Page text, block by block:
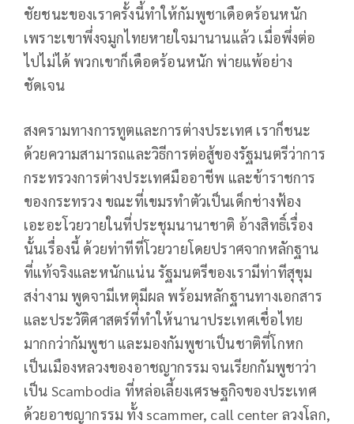
ชัยชนะของเราครั้งนี้ทำให้กัมพูชาเดือดร้อนหนัก
เพราะเขาพึ่งจมูกไทยหายใจมานานแล้ว เมื่อพึ่งต่อ
ไปไม่ได้ พวกเขาก็เดือดร้อนหนัก พ่ายแพ้อย่าง
ชัดเจน
สงครามทางการทูตและการต่างประเทศ เราก็ชนะ
ด้วยความสามารถและวิธีการต่อสู้ของรัฐมนตรีว่าการ
กระทรวงการต่างประเทศมืออาชีพ และข้าราชการ
ของกระทรวง ขณะที่เขมรทำตัวเป็นเด็กช่างฟ้อง
เอะอะโวยวายในที่ประชุมนานาชาติ อ้างสิทธิ์เรื่อง
นั้นเรื่องนี้ ด้วยท่าทีที่โวยวายโดยปราศจากหลักฐาน
ที่แท้จริงและหนักแน่น รัฐมนตรีของเรามีท่าทีสุขุม
สง่างาม พูดจามีเหตุมีผล พร้อมหลักฐานทางเอกสาร
และประวัติศาสตร์ที่ทำให้นานาประเทศเชื่อไทย
มากกว่ากัมพูชา และมองกัมพูชาเป็นชาติที่โกหก
เป็นเมืองหลวงของอาชญากรรม จนเรียกกัมพูชาว่า
เป็น Scambodia ที่หล่อเลี้ยงเศรษฐกิจของประเทศ
ด้วยอาชญากรรม ทั้ง scammer, call center ลวงโลก,